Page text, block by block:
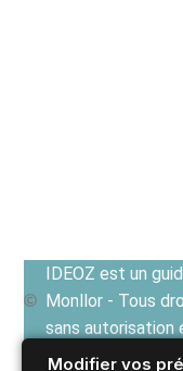
Modifier vos
IDEOZ est un
Monllor - Tous
sans
Voir les Conditions